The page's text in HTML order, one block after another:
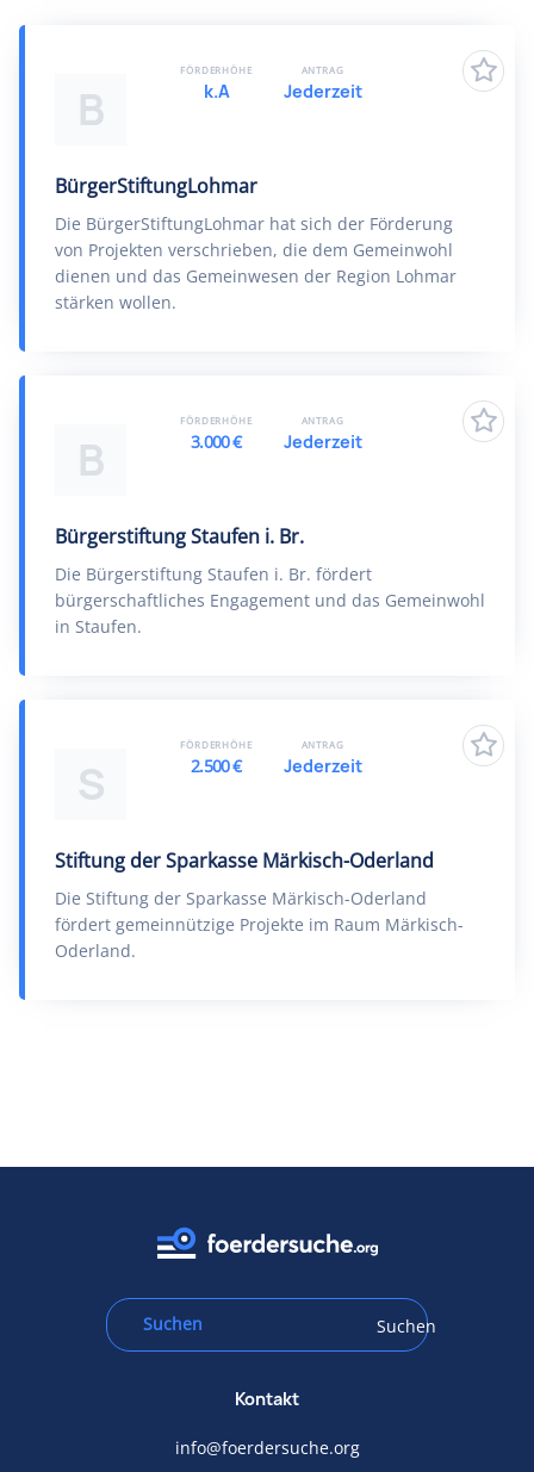
B
BürgerStiftungLohmar
Die BürgerStiftungLohmar hat sich der Förderung
von Projekten verschrieben, die dem Gemeinwohl
dienen und das Gemeinwesen der Region Lohmar
stärken wollen.
FÖRDERHÖHE
k.A
ANTRAG
Jederzeit
B
Bürgerstiftung Staufen i. Br.
Die Bürgerstiftung Staufen i. Br. fördert
bürgerschaftliches Engagement und das Gemeinwohl
in Staufen.
FÖRDERHÖHE
3.000 €
ANTRAG
Jederzeit
S
Stiftung der Sparkasse Märkisch-Oderland
Die Stiftung der Sparkasse Märkisch-Oderland
fördert gemeinnützige Projekte im Raum Märkisch-
Oderland.
FÖRDERHÖHE
2.500 €
ANTRAG
Jederzeit
Suchen
Kontakt
info@foerdersuche.org